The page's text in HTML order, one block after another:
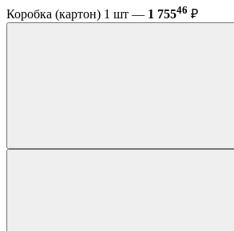
Коробка (картон) 1 шт — 1 75546 ₽